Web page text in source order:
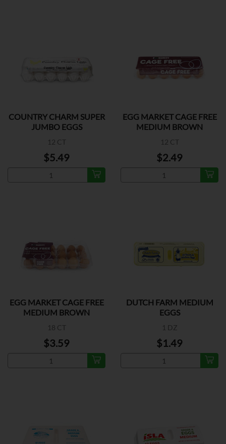
COUNTRY CHARM SUPER
JUMBO EGGS
12 CT
$5.49
EGG MARKET CAGE FREE
MEDIUM BROWN
12 CT
$2.49
EGG MARKET CAGE FREE
MEDIUM BROWN
18 CT
$3.59
DUTCH FARM MEDIUM
EGGS
1 DZ
$1.49